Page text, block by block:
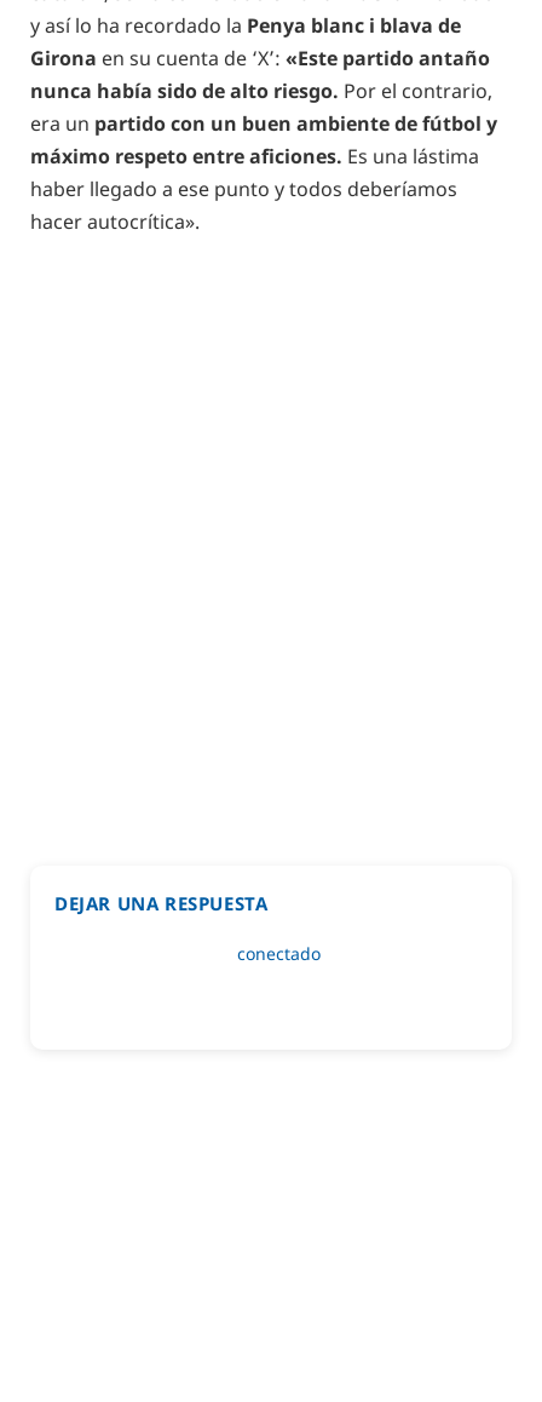
y así lo ha recordado la Penya blanc i blava de
Girona en su cuenta de ‘X’: «Este partido antaño
nunca había sido de alto riesgo. Por el contrario,
era un partido con un buen ambiente de fútbol y
máximo respeto entre aficiones. Es una lástima
haber llegado a ese punto y todos deberíamos
hacer autocrítica».
DEJAR UNA RESPUESTA
conectado